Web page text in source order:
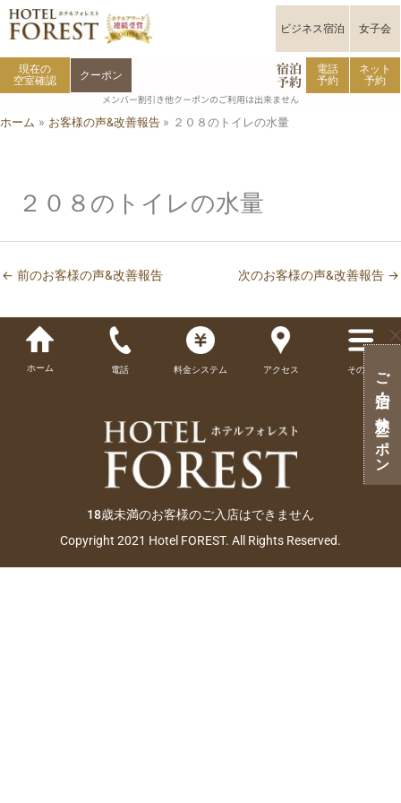
内
容
プ
ビジネス宿泊 女子会
現在の
空室確認
クーポン 宿泊
予約
電話
予約
ネット
予約
メンバー割引き他クーポンのご利用は出来ません
ホーム
お客様の声&改善報告 ２０８のトイレの水量
２０８のトイレの水量
← 前のお客様の声&改善報告 次のお客様の声&改善報告 →
ホーム 電話 料金システム アクセス その他
18歳未満のお客様のご入店はできません
Copyright 2021 Hotel FOREST. All Rights Reserved.
ご宿泊・ご休憩クーポン